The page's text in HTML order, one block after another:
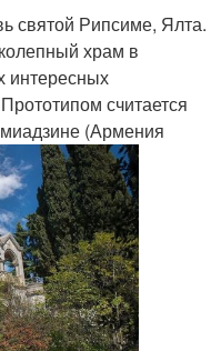
святой Рипсиме, Ялта.
храм в
интересных
считается
(Армения